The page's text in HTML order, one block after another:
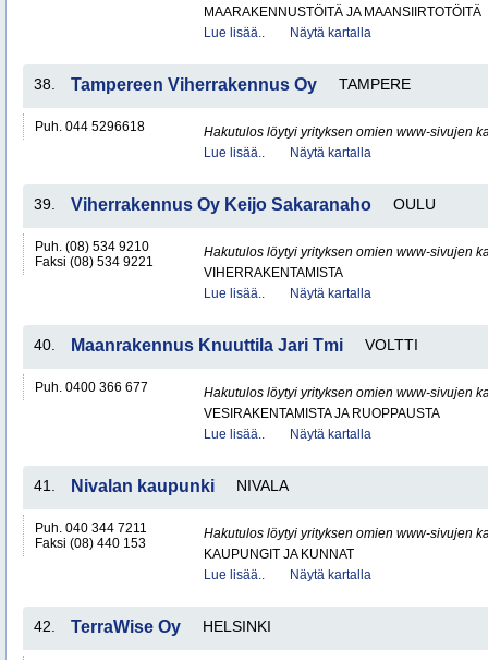
MAARAKENNUSTÖITÄ JA MAANSIIRTOTÖITÄ
Lue lisää..
Näytä kartalla
38. Tampereen Viherrakennus Oy TAMPERE
Puh. 044 5296618
Hakutulos löytyi yrityksen omien www-sivujen
Lue lisää..
Näytä kartalla
39. Viherrakennus Oy Keijo Sakaranaho OULU
Puh. (08) 534 9210
Faksi (08) 534 9221
Hakutulos löytyi yrityksen omien www-sivujen
VIHERRAKENTAMISTA
Lue lisää..
Näytä kartalla
40. Maanrakennus Knuuttila Jari Tmi VOLTTI
Puh. 0400 366 677
Hakutulos löytyi yrityksen omien www-sivujen
VESIRAKENTAMISTA JA RUOPPAUSTA
Lue lisää..
Näytä kartalla
41. Nivalan kaupunki NIVALA
Puh. 040 344 7211
Faksi (08) 440 153
Hakutulos löytyi yrityksen omien www-sivujen
KAUPUNGIT JA KUNNAT
Lue lisää..
Näytä kartalla
42. TerraWise Oy HELSINKI